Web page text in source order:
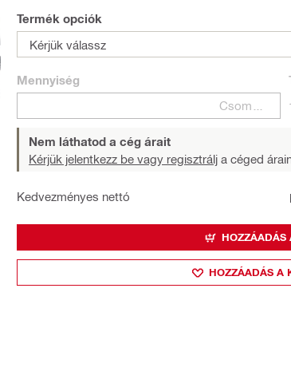
Termék opciók
Kérjük válassz
Mennyiség
Nem láthatod a cég árait
Kérjük jelentkezz be vagy regisztrálj a céged
Kedvezményes nettó
HOZZÁADÁS
HOZZÁADÁS A